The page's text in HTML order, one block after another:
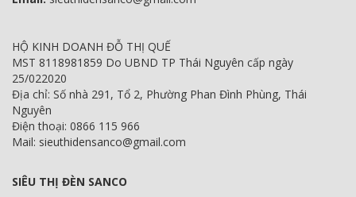
HỘ KINH DOANH ĐỖ THỊ QUẾ
MST 8118981859 Do UBND TP Thái Nguyên cấp ngày
25/022020
Địa chỉ: Số nhà 291, Tổ 2, Phường Phan Đình Phùng, Thái
Nguyên
Điện thoại: 0866 115 966
Mail: sieuthidensanco@gmail.com
SIÊU THỊ ĐÈN SANCO